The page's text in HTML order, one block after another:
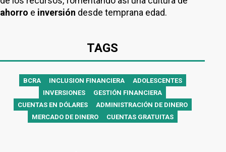
ahorro e inversión desde temprana edad.
TAGS
BCRA INCLUSION FINANCIERA
ADOLESCENTES
INVERSIONES
GESTIÓN FINANCIERA
CUENTAS EN DÓLARES
ADMINISTRACIÓN DE DINERO
MERCADO DE DINERO
CUENTAS GRATUITAS